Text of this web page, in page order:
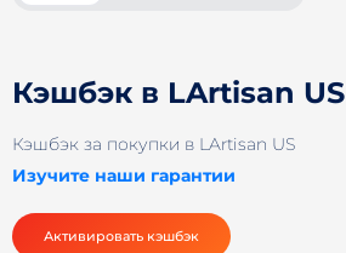
Кэшбэк в LArtisan US
Кэшбэк за покупки в LArtisan US
Изучите наши гарантии
Активировать кэшбэк